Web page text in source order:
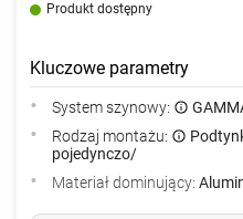
Produkt dostępny
Kluczowe parametry
System szynowy:
Rodzaj montażu:
pojedynczo/
Materiał dominujący: